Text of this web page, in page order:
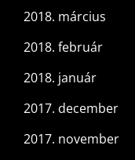
2018. március
2018. február
2018. január
2017. december
2017. november